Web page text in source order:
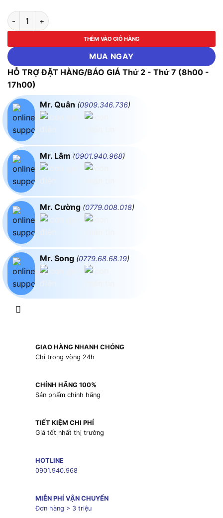
Cờ lê bộ vòng miệng hệ MET 23 chi tiết Stanley STMT33650-
THÊM VÀO GIỎ HÀNG
MUA NGAY
HỖ TRỢ ĐẶT HÀNG/BÁO GIÁ Thứ 2 - Thứ 7 (8h00 -
17h00)
Mr. Quân (0909.346.736)
Mr. Lâm (0901.940.968)
Mr. Cường (0779.008.018)
Mr. Song (0779.68.68.19)
GIAO HÀNG NHANH CHÓNG
Chỉ trong vòng 24h
CHÍNH HÃNG 100%
Sản phẩm chính hãng
TIẾT KIỆM CHI PHÍ
Giá tốt nhất thị trường
HOTLINE
0901.940.968
MIỄN PHÍ VẬN CHUYỂN
Đơn hàng > 3 triệu